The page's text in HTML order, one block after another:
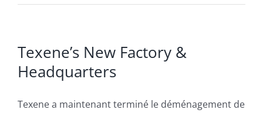
Texene’s New Factory &
Headquarters
Texene a maintenant terminé le déménagement de